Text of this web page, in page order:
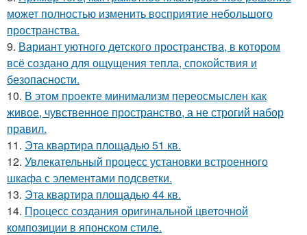
может полностью изменить восприятие небольшого
пространства.
9. Вариант уютного детского пространства, в котором
всё создано для ощущения тепла, спокойствия и
безопасности.
10. В этом проекте минимализм переосмыслен как
живое, чувственное пространство, а не строгий набор
правил.
11. Эта квартира площадью 51 кв.
12. Увлекательный процесс установки встроенного
шкафа с элементами подсветки.
13. Эта квартира площадью 44 кв.
14. Процесс создания оригинальной цветочной
композиции в японском стиле.